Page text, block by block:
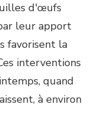
d'œufs
leur apport
favorisent la
interventions
quand
à environ